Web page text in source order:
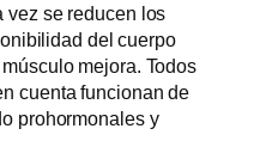
vez se reducen los
del cuerpo
mejora. Todos
cuenta funcionan de
prohormonales y